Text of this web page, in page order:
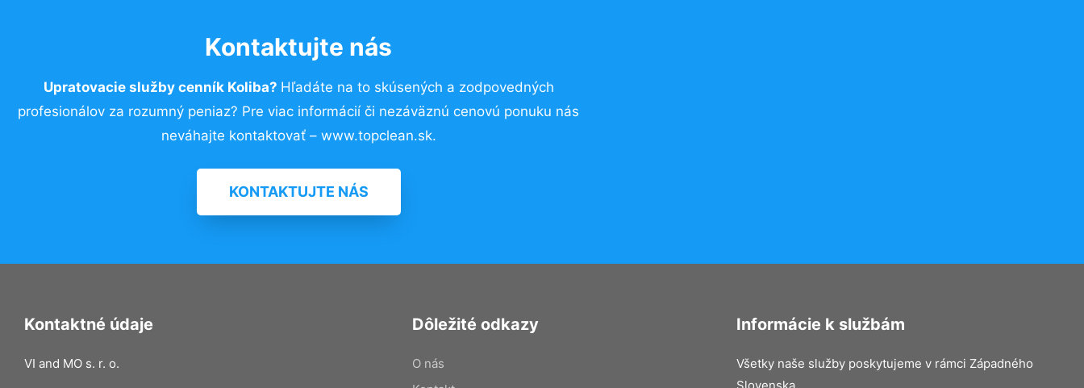
Kontaktujte nás
Upratovacie služby cenník Koliba? Hľadáte na to skúsených a zodpovedných
profesionálov za rozumný peniaz? Pre viac informácií či nezáväznú cenovú ponuku nás
neváhajte kontaktovať – www.topclean.sk.
KONTAKTUJTE NÁS
Kontaktné údaje
VI and MO s. r. o.
Dôležité odkazy
O nás
Informácie k službám
Všetky naše služby poskytujeme v rámci Západného
Slovenska.